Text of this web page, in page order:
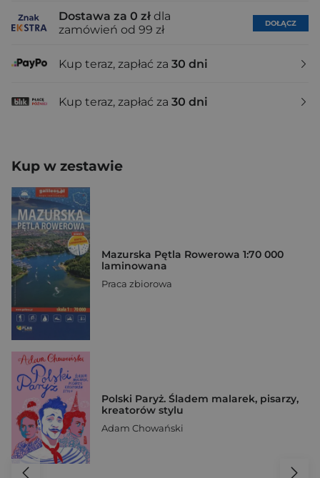
Dostawa za 0 zł dla
zamówień od 99 zł
DOŁĄCZ
Kup teraz, zapłać za 30 dni
Kup teraz, zapłać za 30 dni
Kup w zestawie
Mazurska Pętla Rowerowa 1:70 000
laminowana
Praca zbiorowa
Polski Paryż. Śladem malarek, pisarzy,
kreatorów stylu
Adam Chowański